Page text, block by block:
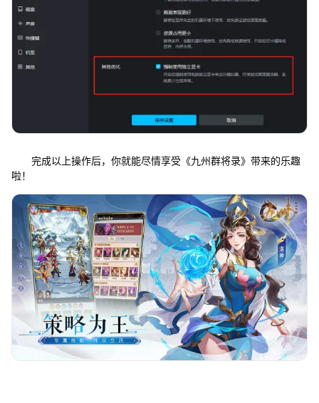
完成以上操作后，你就能尽情享受《九州群将录》带来的乐趣
啦！